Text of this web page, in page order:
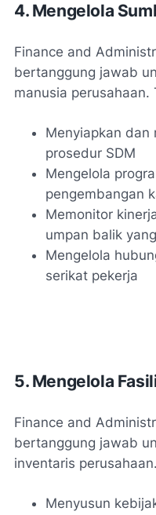
4. Mengelola
Finance and
bertanggung jawab
manusia perusahaan.
Menyiapkan dan
prosedur SDM
Mengelola
pengembangan
Memonitor
umpan balik
Mengelola
serikat pekerja
5. Mengelola
Finance and
bertanggung jawab
inventaris
Menyusun